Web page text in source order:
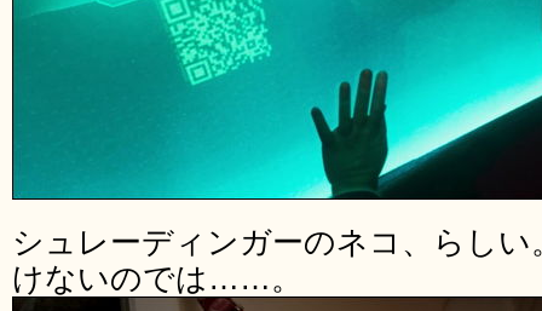
シュレーディンガーのネコ、らし
けないのでは……。